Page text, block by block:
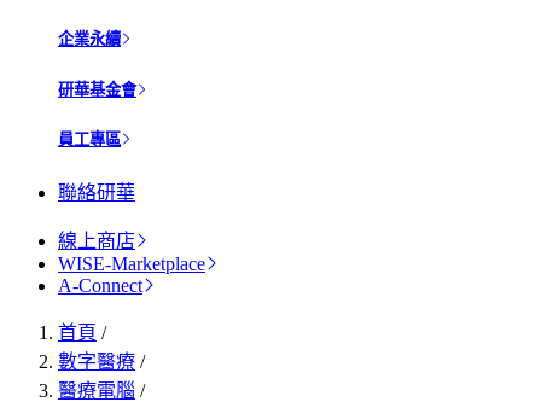
企業永續
研華基金會
員工專區
聯絡研華
線上商店
WISE-Marketplace
A-Connect
首頁 /
數字醫療 /
醫療電腦 /